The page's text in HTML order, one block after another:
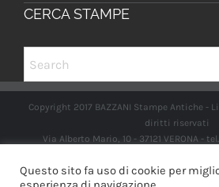
CERCA STAMPE
Copyright 2017 BAZZANI Stampe Antiche -
diritti riservati
Via Alberto Mario, 10 - 37121 VERONA -
IT03989970235
Questo sito fa uso di cookie per